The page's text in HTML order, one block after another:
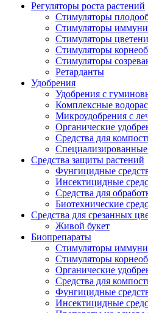
Регуляторы роста растений
Стимуляторы
Стимуляторы
Стимуляторы
Стимуляторы
Стимуляторы
Ретарданты
Удобрения
Удобрения с
Комплексные
Микроудобрения с
Органические
Средства для
Специализированные
Средства защиты растений
Фунгицидные
Инсектицидные
Средства для
Биотехнические
Средства для срезанных
Живой букет
Биопрепараты
Стимуляторы
Стимуляторы
Органические
Средства для
Фунгицидные
Инсектицидные